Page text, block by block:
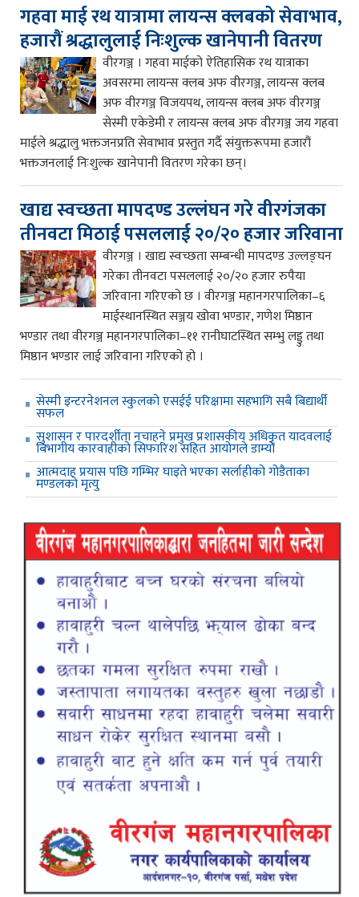
गहवा माई रथ यात्रामा लायन्स क्लबको सेवाभाव,
हजारौं श्रद्धालुलाई निःशुल्क खानेपानी वितरण
वीरगञ्ज । गहवा माईको ऐतिहासिक रथ यात्राका
अवसरमा लायन्स क्लब अफ वीरगञ्ज, लायन्स क्लब
अफ वीरगञ्ज विजयपथ, लायन्स क्लब अफ वीरगञ्ज
सेस्मी एकेडेमी र लायन्स क्लब अफ वीरगञ्ज जय गहवा
माईले श्रद्धालु भक्तजनप्रति सेवाभाव प्रस्तुत गर्दै संयुक्तरूपमा हजारौं
भक्तजनलाई निःशुल्क खानेपानी वितरण गरेका छन्।
खाद्य स्वच्छता मापदण्ड उल्लंघन गरे वीरगंजका
तीनवटा मिठाई पसललाई २०/२० हजार जरिवाना
वीरगञ्ज । खाद्य स्वच्छता सम्बन्धी मापदण्ड उल्लङ्घन
गरेका तीनवटा पसललाई २०/२० हजार रुपैया
जरिवाना गरिएको छ । वीरगञ्ज महानगरपालिका–६
माईस्थानस्थित सञ्जय खोवा भण्डार, गणेश मिष्ठान
भण्डार तथा वीरगञ्ज महानगरपालिका–११ रानीघाटस्थित सम्भु लड्डु तथा
मिष्ठान भण्डार लाई जरिवाना गरिएको हो ।
सेस्मी इन्टरनेशनल स्कुलको एसईई परिक्षामा सहभागि सबै बिद्यार्थी
सफल
सुशासन र पारदर्शीता नचाहने प्रमुख प्रशासकीय अधिकृत यादवलाई
बिभागीय कारवाहीको सिफारिश सहित आयोगले डाम्यो
आत्मदाह प्रयास पछि गम्भिर घाइते भएका सर्लाहीको गोडैताका
मण्डलको मृत्यु